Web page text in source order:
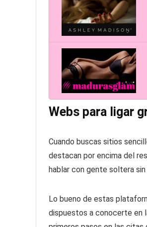
Webs para ligar
Cuando buscas sitios
destacan por encima del
hablar con gente soltera
Lo bueno de estas
dispuestos a conocerte en